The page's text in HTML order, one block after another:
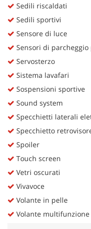
Sedili riscaldati
Sedili sportivi
Sensore di luce
Sensori di
Servosterzo
Sistema lavafari
Sospensioni sportive
Sound system
Specchietti laterali
Specchietto
Spoiler
Touch screen
Vetri oscurati
Vivavoce
Volante in pelle
Volante multifunzione